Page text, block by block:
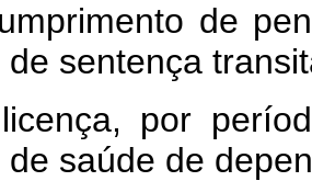
de
sentença
por
saúde de